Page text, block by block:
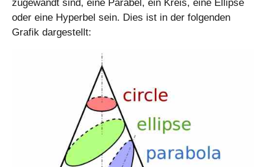
zugewandt sind, eine Parabel, ein Kreis, eine Ellipse
oder eine Hyperbel sein. Dies ist in der folgenden
Grafik dargestellt: